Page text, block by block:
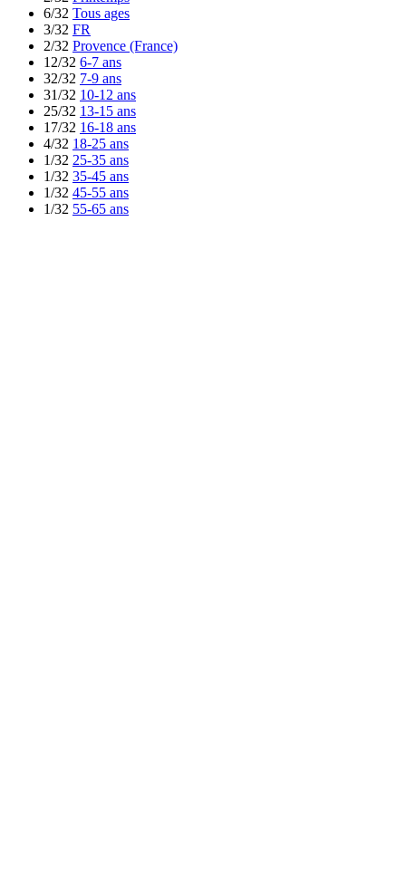
6/32 Tous ages
3/32 FR
2/32 Provence (France)
12/32 6-7 ans
32/32 7-9 ans
31/32 10-12 ans
25/32 13-15 ans
17/32 16-18 ans
4/32 18-25 ans
1/32 25-35 ans
1/32 35-45 ans
1/32 45-55 ans
1/32 55-65 ans